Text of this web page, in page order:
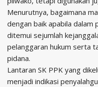
Menurutnya, bagaimana
dengan baik apabila dalam
ditemui sejumlah
pelanggaran hukum serta
pidana.
Lantaran SK PPK yang
menjadi indikasi